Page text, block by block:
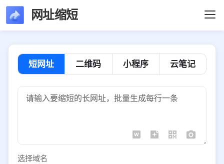
网址缩短
短网址 二维码 小程序 云笔记
选择域名